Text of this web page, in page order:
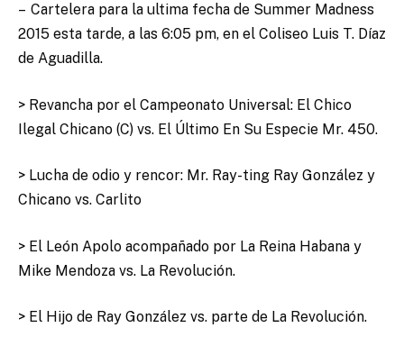
– Cartelera para la ultima fecha de Summer Madness
2015 esta tarde, a las 6:05 pm, en el Coliseo Luis T. Díaz
de Aguadilla.
> Revancha por el Campeonato Universal: El Chico
Ilegal Chicano (C) vs. El Último En Su Especie Mr. 450.
> Lucha de odio y rencor: Mr. Ray-ting Ray González y
Chicano vs. Carlito
> El León Apolo acompañado por La Reina Habana y
Mike Mendoza vs. La Revolución.
> El Hijo de Ray González vs. parte de La Revolución.